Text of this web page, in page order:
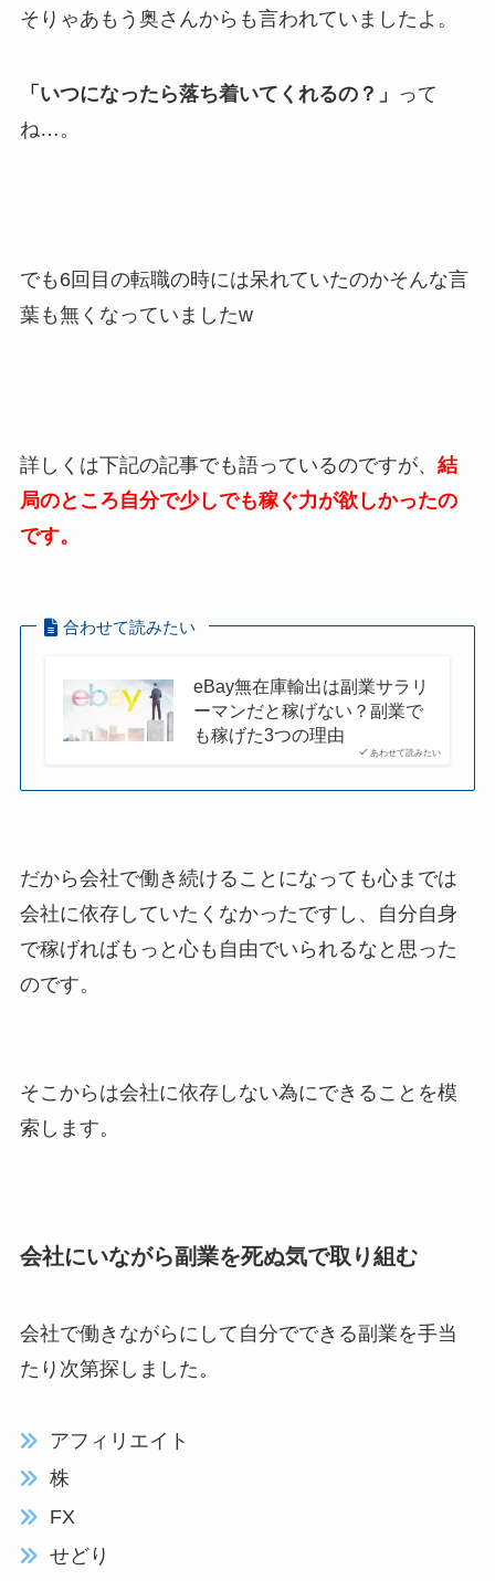
そりゃあもう奥さんからも言われていましたよ。
「いつになったら落ち着いてくれるの？」 って
ね…。
でも6回目の転職の時には呆れていたのかそんな言
葉も無くなっていましたw
詳しくは下記の記事でも語っているのですが、 結
局のところ自分で少しでも稼ぐ力が欲しかったの
です。
合わせて読みたい
あわせて読みたい
eBay無在庫輸出は副業サラリ
ーマンだと稼げない？副業で
も稼げた3つの理由
だから会社で働き続けることになっても心までは
会社に依存していたくなかったですし、自分自身
で稼げればもっと心も自由でいられるなと思った
のです。
そこからは会社に依存しない為にできることを模
索します。
会社にいながら副業を死ぬ気で取り組む
会社で働きながらにして自分でできる副業を手当
たり次第探しました。
アフィリエイト
株
FX
せどり